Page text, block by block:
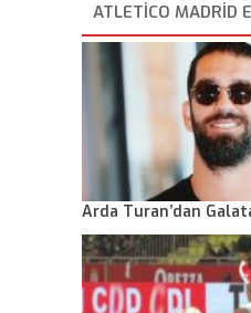
ATLETICO MADRID
Arda Turan’dan